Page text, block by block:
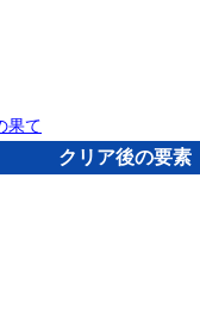
果て
クリア後の要素